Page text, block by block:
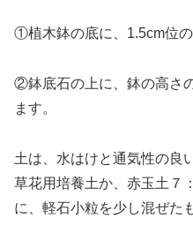
①植木鉢の底に、1.5cm位の
②鉢底石の上に、鉢の高さ
ます。
土は、水はけと通気性の良
草花用培養土か、赤玉土７
に、軽石小粒を少し混ぜた